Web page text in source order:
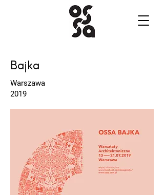
Bajka
Warszawa
2019